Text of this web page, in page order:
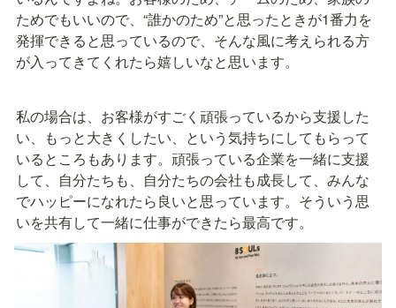
ためでもいいので、“誰かのため”と思ったときが1番力を
発揮できると思っているので、そんな風に考えられる方
が入ってきてくれたら嬉しいなと思います。
私の場合は、お客様がすごく頑張っているから支援した
い、もっと大きくしたい、という気持ちにしてもらって
いるところもあります。頑張っている企業を一緒に支援
して、自分たちも、自分たちの会社も成長して、みんな
でハッピーになれたら良いと思っています。そういう思
いを共有して一緒に仕事ができたら最高です。